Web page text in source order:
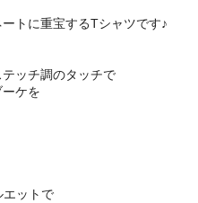
トに重宝するTシャツです♪
ッチ調のタッチで
ケを
エットで